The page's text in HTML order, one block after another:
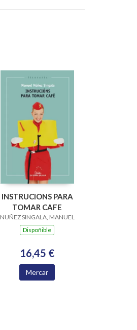
INSTRUCIONS PARA
TOMAR CAFE
NUÑEZ SINGALA, MANUEL
Dispoñible
16,45 €
Mercar